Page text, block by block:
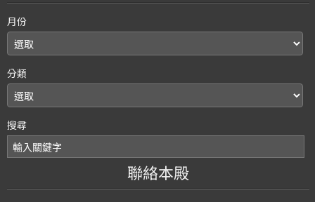
月份
分類
搜尋
聯絡本殿